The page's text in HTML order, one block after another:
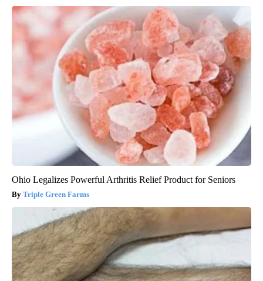
Ohio Legalizes Powerful Arthritis Relief Product for Seniors
Triple Green Farms